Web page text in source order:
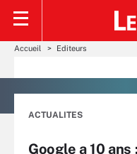
Accueil Editeurs
ACTUALITES
Google a 10